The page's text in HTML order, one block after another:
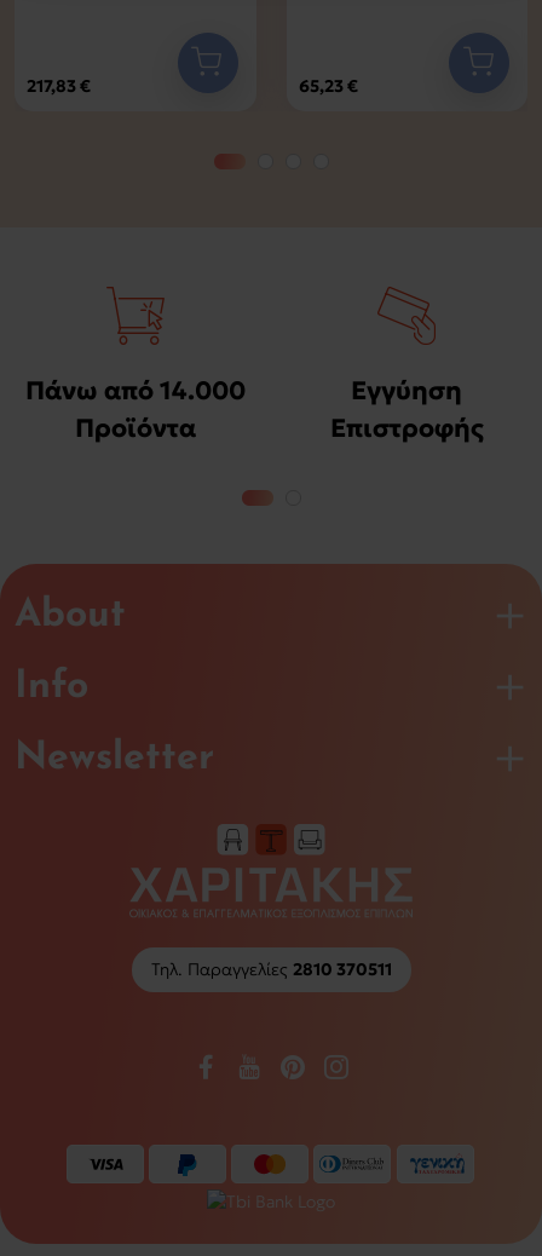
217,83 € 65,23 €
Πάνω από 14.000
Προϊόντα
Εγγύηση
Επιστροφής
About
Info
Τηλ. Παραγγελίες 2810 370511
Newsletter